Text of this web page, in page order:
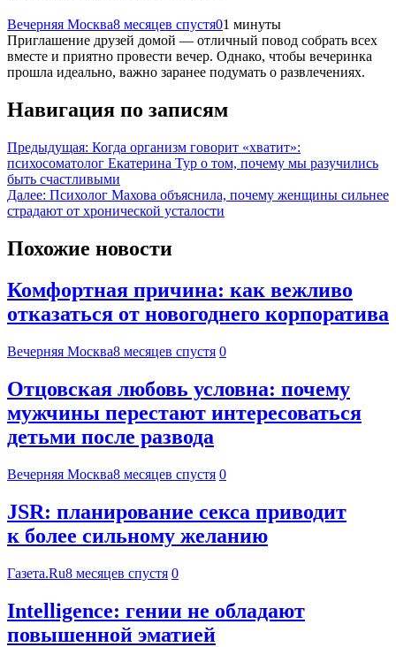
Вечерняя Москва8 месяцев спустя01 минуты
Приглашение друзей домой — отличный повод собрать всех
вместе и приятно провести вечер. Однако, чтобы вечеринка
прошла идеально, важно заранее подумать о развлечениях.
Навигация по записям
Предыдущая: Когда организм говорит «хватит»:
психосоматолог Екатерина Тур о том, почему мы разучились
быть счастливыми
Далее: Психолог Махова объяснила, почему женщины сильнее
страдают от хронической усталости
Похожие новости
Комфортная причина: как вежливо
отказаться от новогоднего корпоратива
Вечерняя Москва8 месяцев спустя 0
Отцовская любовь условна: почему
мужчины перестают интересоваться
детьми после развода
Вечерняя Москва8 месяцев спустя 0
JSR: планирование секса приводит
к более сильному желанию
Газета.Ru8 месяцев спустя 0
Intelligence: гении не обладают
повышенной эматией